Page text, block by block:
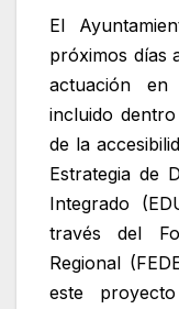
El
próximos días
actuación
incluido
de la
Estrategia de
Integrado
través del
Regional
este